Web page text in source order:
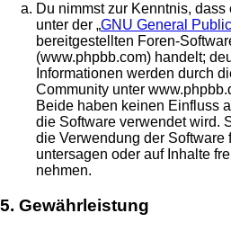
Du nimmst zur Kenntnis,
unter der „GNU General
bereitgestellten Foren-
(www.phpbb.com) handelt;
Informationen werden durch
Community unter
Beide haben keinen Einfluss
die Software verwendet wird.
die Verwendung der Software
untersagen oder auf Inhalte
nehmen.
5. Gewährleistung